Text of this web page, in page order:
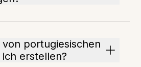
portugiesischen
erstellen?